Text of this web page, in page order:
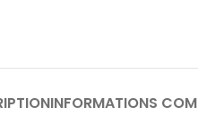
INFORMATIONS